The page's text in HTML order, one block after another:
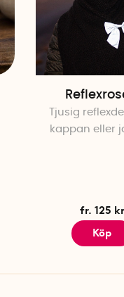
Tjusig
kappan eller
fr. 125 kr
Köp